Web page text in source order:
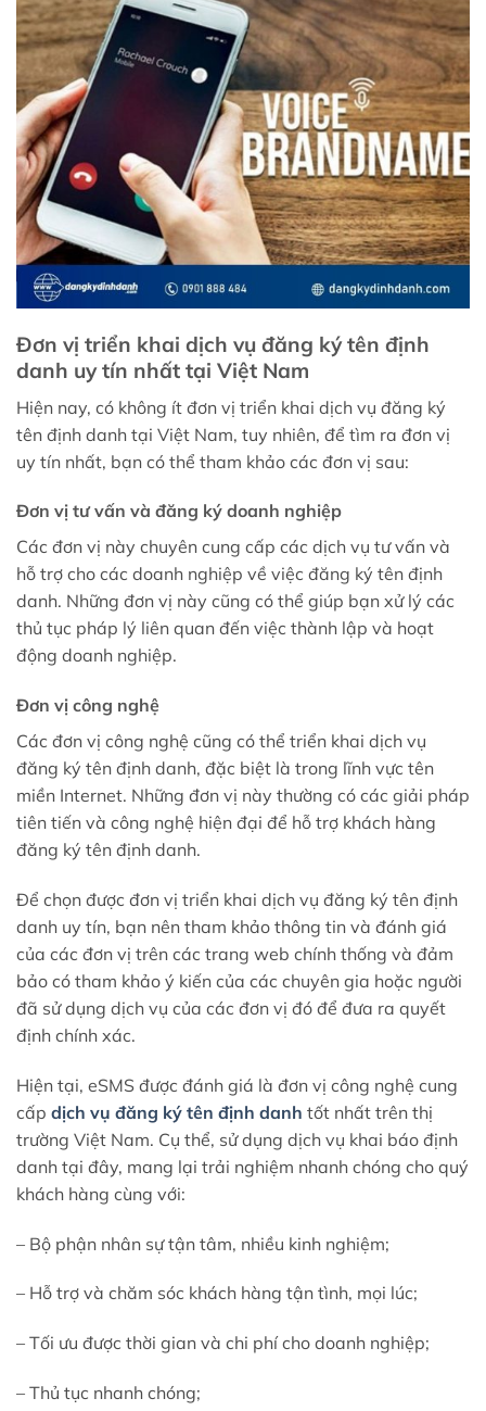
Đơn vị triển khai dịch vụ đăng ký tên định
danh uy tín nhất tại Việt Nam
Hiện nay, có không ít đơn vị triển khai dịch vụ đăng ký
tên định danh tại Việt Nam, tuy nhiên, để tìm ra đơn vị
uy tín nhất, bạn có thể tham khảo các đơn vị sau:
Đơn vị tư vấn và đăng ký doanh nghiệp
Các đơn vị này chuyên cung cấp các dịch vụ tư vấn và
hỗ trợ cho các doanh nghiệp về việc đăng ký tên định
danh. Những đơn vị này cũng có thể giúp bạn xử lý các
thủ tục pháp lý liên quan đến việc thành lập và hoạt
động doanh nghiệp.
Đơn vị công nghệ
Các đơn vị công nghệ cũng có thể triển khai dịch vụ
đăng ký tên định danh, đặc biệt là trong lĩnh vực tên
miền Internet. Những đơn vị này thường có các giải pháp
tiên tiến và công nghệ hiện đại để hỗ trợ khách hàng
đăng ký tên định danh.
Để chọn được đơn vị triển khai dịch vụ đăng ký tên định
danh uy tín, bạn nên tham khảo thông tin và đánh giá
của các đơn vị trên các trang web chính thống và đảm
bảo có tham khảo ý kiến của các chuyên gia hoặc người
đã sử dụng dịch vụ của các đơn vị đó để đưa ra quyết
định chính xác.
Hiện tại, eSMS được đánh giá là đơn vị công nghệ cung
cấp dịch vụ đăng ký tên định danh tốt nhất trên thị
trường Việt Nam. Cụ thể, sử dụng dịch vụ khai báo định
danh tại đây, mang lại trải nghiệm nhanh chóng cho quý
khách hàng cùng với:
– Bộ phận nhân sự tận tâm, nhiều kinh nghiệm;
– Hỗ trợ và chăm sóc khách hàng tận tình, mọi lúc;
– Tối ưu được thời gian và chi phí cho doanh nghiệp;
– Thủ tục nhanh chóng;